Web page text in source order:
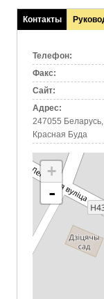
Контакты
(активная
Телефон:
Факс:
Сайт:
Адрес:
247055
Красная Буда
+
-